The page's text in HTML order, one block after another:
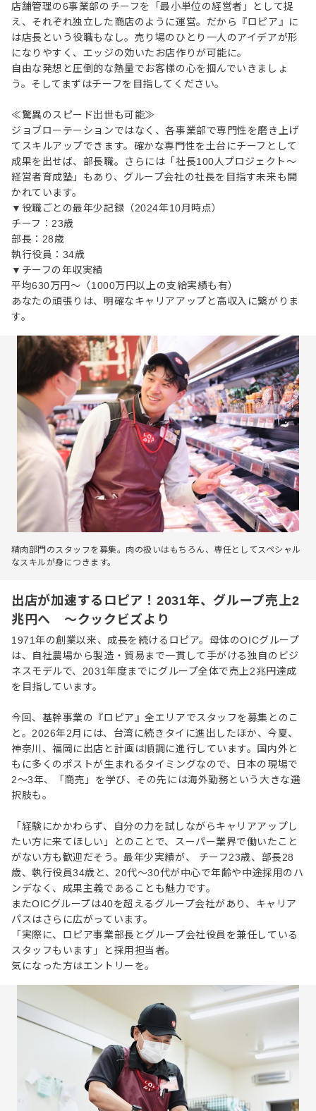
店舗管理の6事業部のチーフを「最小単位の経営者」として捉
え、それぞれ独立した商店のように運営。だから『ロピア』に
は店長という役職もなし。売り場のひとり一人のアイデアが形
になりやすく、エッジの効いたお店作りが可能に。
自由な発想と圧倒的な熱量でお客様の心を掴んでいきましょ
う。そしてまずはチーフを目指してください。
≪驚異のスピード出世も可能≫
ジョブローテーションではなく、各事業部で専門性を磨き上げ
てスキルアップできます。確かな専門性を土台にチーフとして
成果を出せば、部長職。さらには「社長100人プロジェクト～
経営者育成塾」もあり、グループ会社の社長を目指す未来も開
かれています。
▼役職ごとの最年少記録（2024年10月時点）
チーフ：23歳
部長：28歳
執行役員：34歳
▼チーフの年収実績
平均630万円～（1000万円以上の支給実績も有）
あなたの頑張りは、明確なキャリアアップと高収入に繋がりま
す。
精肉部門のスタッフを募集。肉の扱いはもちろん、専任としてスペシャル
なスキルが身につきます。
出店が加速するロピア！2031年、グループ売上2
兆円へ ～クックビズより
1971年の創業以来、成長を続けるロピア。母体のOICグループ
は、自社農場から製造・貿易まで一貫して手がける独自のビジ
ネスモデルで、2031年度までにグループ全体で売上2兆円達成
を目指しています。
今回、基幹事業の『ロピア』全エリアでスタッフを募集とのこ
と。2026年2月には、台湾に続きタイに進出したほか、今夏、
神奈川、福岡に出店と計画は順調に進行しています。国内外と
もに多くのポストが生まれるタイミングなので、日本の現場で
2〜3年、「商売」を学び、その先には海外勤務という大きな選
択肢も。
「経験にかかわらず、自分の力を試しながらキャリアアップし
たい方に来てほしい」とのことで、スーパー業界で働いたこと
がない方も歓迎だそう。最年少実績が、 チーフ23歳、部長28
歳、執行役員34歳と、20代〜30代が中心で年齢や中途採用のハ
ンデなく、成果主義であることも魅力です。
またOICグループは40を超えるグループ会社があり、キャリア
パスはさらに広がっています。
「実際に、ロピア事業部長とグループ会社役員を兼任している
スタッフもいます」と採用担当者。
気になった方はエントリーを。